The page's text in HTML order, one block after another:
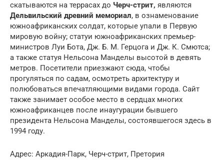
скатываются на террасах до Черч-стрит, являются
Дельвильский древний мемориал, в ознаменование
южноафриканских солдат, которые упали в Первую
мировую войну; статуи южноафриканских премьер-
министров Луи Бота, Дж. Б. М. Герцога и Дж. К. Смютса;
а также статуя Нельсона Манделы высотой в девять
метров. Посетители приезжают сюда, чтобы
прогуляться по садам, осмотреть архитектуру и
полюбоваться впечатляющими видами города. Сайт
также занимает особое место в сердцах многих
южноафриканцев после инаугурации бывшего
президента Нельсона Манделы, состоявшегося здесь в
1994 году.
Адрес: Аркадия-Парк, Черч-стрит, Претория